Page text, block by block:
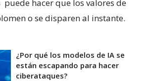
puede hacer que los valores de
o se disparen al instante.
¿Por qué los modelos de IA se
están escapando para hacer
ciberataques?